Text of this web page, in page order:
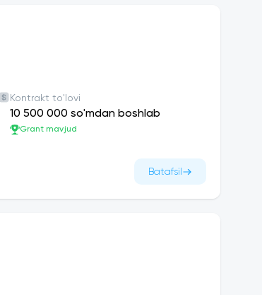
Kontrakt to'lovi
10 500 000 so'mdan boshlab
Grant mavjud
Batafsil